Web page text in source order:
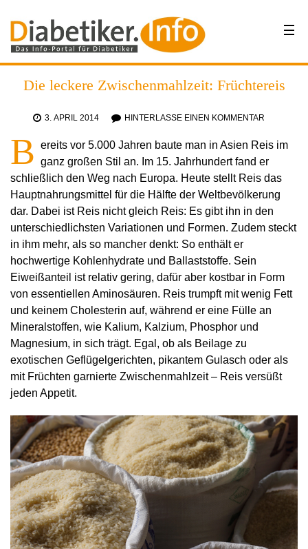
Die leckere Zwischenmahlzeit: Früchtereis
3. APRIL 2014 HINTERLASSE EINEN KOMMENTAR
B ereits vor 5.000 Jahren baute man in Asien Reis im
ganz großen Stil an. Im 15. Jahrhundert fand er
schließlich den Weg nach Europa. Heute stellt Reis das
Hauptnahrungsmittel für die Hälfte der Weltbevölkerung
dar. Dabei ist Reis nicht gleich Reis: Es gibt ihn in den
unterschiedlichsten Variationen und Formen. Zudem steckt
in ihm mehr, als so mancher denkt: So enthält er
hochwertige Kohlenhydrate und Ballaststoffe. Sein
Eiweißanteil ist relativ gering, dafür aber kostbar in Form
von essentiellen Aminosäuren. Reis trumpft mit wenig Fett
und keinem Cholesterin auf, während er eine Fülle an
Mineralstoffen, wie Kalium, Kalzium, Phosphor und
Magnesium, in sich trägt. Egal, ob als Beilage zu
exotischen Geflügelgerichten, pikantem Gulasch oder als
mit Früchten garnierte Zwischenmahlzeit – Reis versüßt
jeden Appetit.